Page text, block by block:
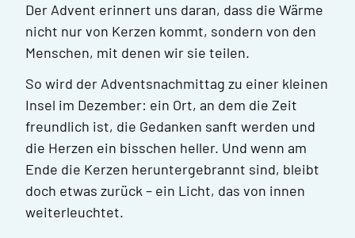
Der Advent erinnert uns daran, dass die Wärme
nicht nur von Kerzen kommt, sondern von den
Menschen, mit denen wir sie teilen.
So wird der Adventsnachmittag zu einer kleinen
Insel im Dezember: ein Ort, an dem die Zeit
freundlich ist, die Gedanken sanft werden und
die Herzen ein bisschen heller. Und wenn am
Ende die Kerzen heruntergebrannt sind, bleibt
doch etwas zurück – ein Licht, das von innen
weiterleuchtet.